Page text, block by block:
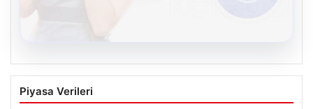
Kelebek.Org İle Çevrim içi İletişimin
Seviyeli Adresi Ve Muhabbet Deneyimi
Piyasa Verileri